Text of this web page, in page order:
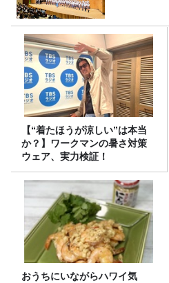
【“着たほうが涼しい”は本当
か？】ワークマンの暑さ対策
ウェア、実力検証！
おうちにいながらハワイ気